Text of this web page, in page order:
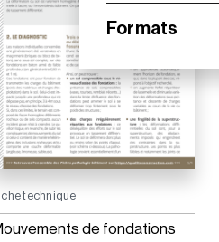
Formats
technique
de fondations